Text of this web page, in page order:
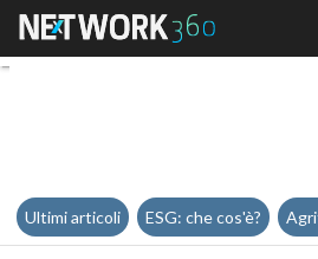
Climate
Ultimi articoli ESG: che cos'è?